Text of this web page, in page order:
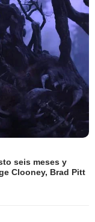
seis meses y
Clooney, Brad Pitt